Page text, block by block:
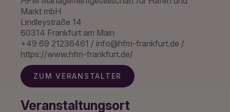
Markt mbH
Lindleystraße 14
60314 Frankfurt am Main
+49 69 21236461 / info@hfm-frankfurt.de /
https://www.hfm-frankfurt.de/
ZUM VERANSTALTER
Veranstaltungsort